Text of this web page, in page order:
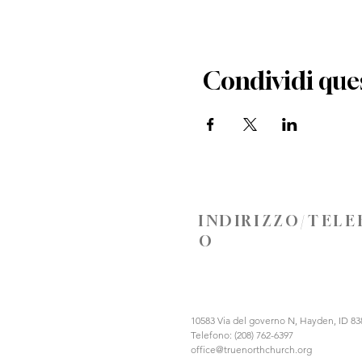
Condividi
INDIRIZZO/
O
10583 Via del governo N, Hayden, ID
Telefono: (208) 762-6397
office@truenorthchurch.org